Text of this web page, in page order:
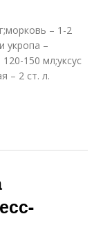
– 1-2
укропа –
150 мл;уксус
– 2 ст. л.